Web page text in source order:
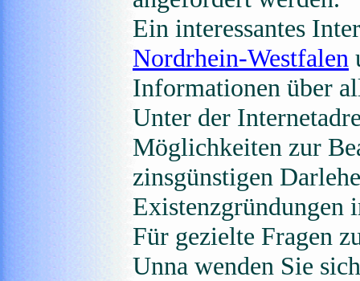
Ein interessantes
Nordrhein-Westfalen
Informationen über
Unter der
Möglichkeiten zur
zinsgünstigen
Existenzgründungen
Für gezielte Fragen
Unna wenden Sie